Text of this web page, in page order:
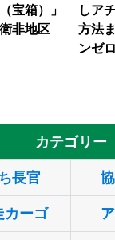
宝箱）」
非地区
しア
方法
ンゼロ
カテゴリー
長官
カーゴ